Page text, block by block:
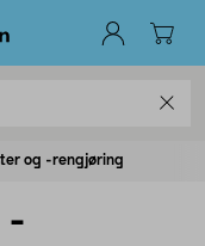
og -rengjøring
-